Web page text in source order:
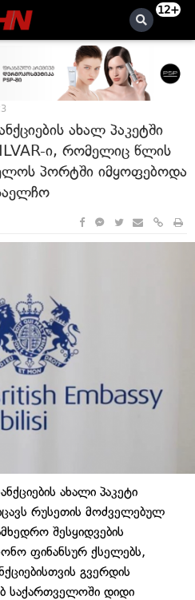
12+
ახალ პაკეტში
ი, რომელიც წლის
პორტში იმყოფებოდა
ახალი პაკეტი
რუსეთის მოძველებულ
შესყიდვების
ფინანსურ ქსელებს,
გვერდის
საქართველოში დიდი